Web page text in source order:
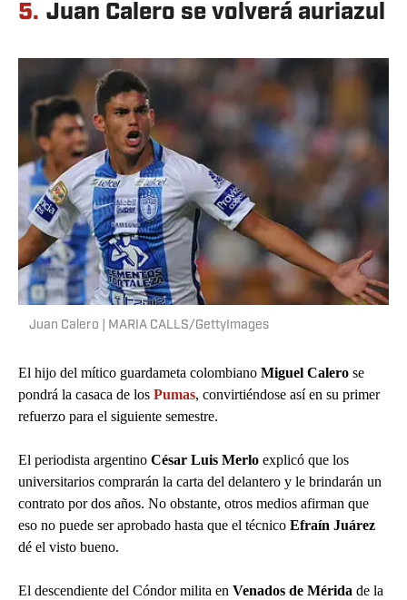
5. Juan Calero se volverá auriazul
Juan Calero | MARIA CALLS/GettyImages
El hijo del mítico guardameta colombiano Miguel Calero se
pondrá la casaca de los Pumas, convirtiéndose así en su primer
refuerzo para el siguiente semestre.
El periodista argentino César Luis Merlo explicó que los
universitarios comprarán la carta del delantero y le brindarán un
contrato por dos años. No obstante, otros medios afirman que
eso no puede ser aprobado hasta que el técnico Efraín Juárez
dé el visto bueno.
El descendiente del Cóndor milita en Venados de Mérida de la